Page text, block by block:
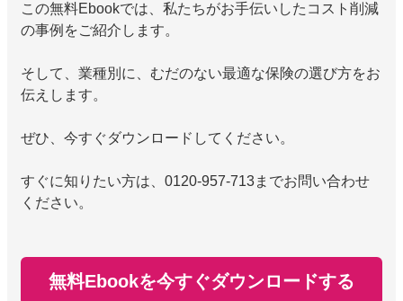
この無料Ebookでは、私たちがお手伝いしたコスト削減
の事例をご紹介します。
そして、業種別に、むだのない最適な保険の選び方をお
伝えします。
ぜひ、今すぐダウンロードしてください。
すぐに知りたい方は、0120-957-713までお問い合わせ
ください。
無料Ebookを今すぐダウンロードする